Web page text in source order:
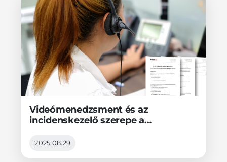
Videómenedzsment és az
incidenskezelő szerepe a
szoftverben
2025.08.29